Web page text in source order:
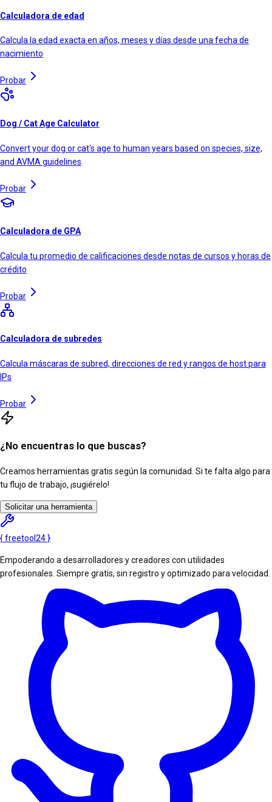
Calculadora de edad
Calcula la edad exacta en años, meses y días desde una fecha de
nacimiento
Probar
Dog / Cat Age Calculator
Convert your dog or cat's age to human years based on species, size,
and AVMA guidelines
Probar
Calculadora de GPA
Calcula tu promedio de calificaciones desde notas de cursos y horas de
crédito
Probar
Calculadora de subredes
Calcula máscaras de subred, direcciones de red y rangos de host para
IPs
Probar
¿No encuentras lo que buscas?
Creamos herramientas gratis según la comunidad. Si te falta algo para
tu flujo de trabajo, ¡sugiérelo!
Solicitar una herramienta
{freetool 24 }
Empoderando a desarrolladores y creadores con utilidades
profesionales. Siempre gratis, sin registro y optimizado para velocidad.